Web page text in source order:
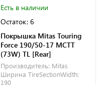
Есть в наличии
Остаток: 6
Покрышка Mitas Touring
Force 190/50-17 MCTT
(73W) TL [Rear]
Производитель: Mitas
Ширина TireSectionWidth:
190